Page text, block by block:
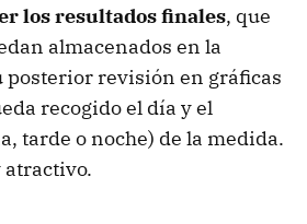
los resultados finales, que
almacenados en la
posterior revisión en gráficas
recogido el día y el
tarde o noche) de la medida.
atractivo.